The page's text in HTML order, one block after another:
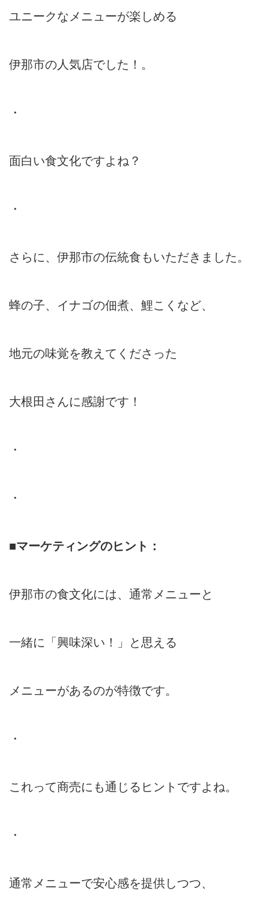
ユニークなメニューが楽しめる
伊那市の人気店でした！。
・
面白い食文化ですよね？
・
さらに、伊那市の伝統食もいただきました。
蜂の子、イナゴの佃煮、鯉こくなど、
地元の味覚を教えてくださった
大根田さんに感謝です！
・
・
■マーケティングのヒント：
伊那市の食文化には、通常メニューと
一緒に「興味深い！」と思える
メニューがあるのが特徴です。
・
これって商売にも通じるヒントですよね。
・
通常メニューで安心感を提供しつつ、